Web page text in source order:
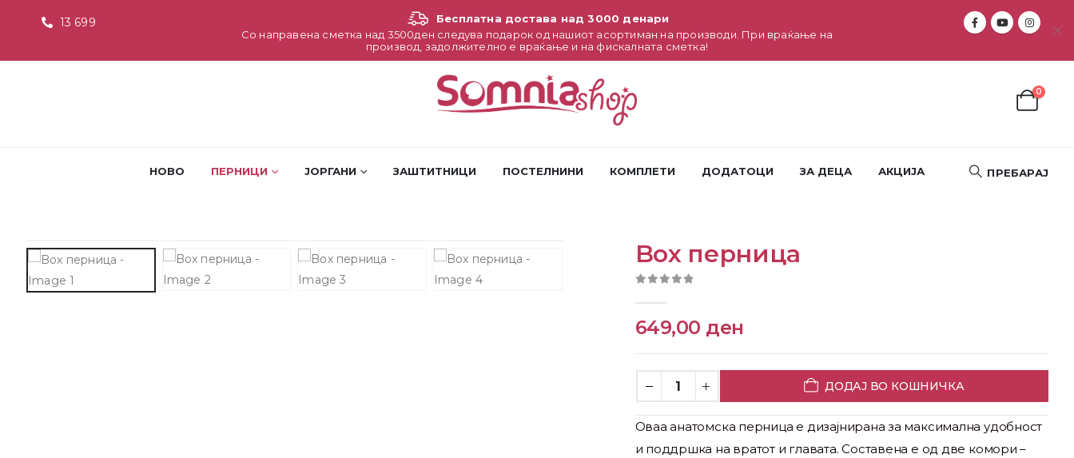
13 699
Бесплатна достава над 3000 денари
Со направена сметка над 3500ден следува подарок од нашиот асортиман на производи. При враќање на
производ, задолжително е враќање и на фискалната сметка!
0
НОВО ПЕРНИЦИ ЈОРГАНИ ЗАШТИТНИЦИ ПОСТЕЛНИНИ КОМПЛЕТИ ДОДАТОЦИ ЗА ДЕЦА АКЦИЈА ПРЕБАРАЈ
Box перница
649,00 ден
ДОДАЈ ВО КОШНИЧКА
Оваа анатомска перница е дизајнирана за максимална удобност
и поддршка на вратот и главата. Составена е од две комори –